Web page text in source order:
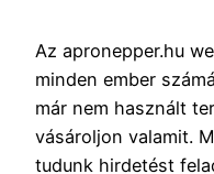
Az apronepper.hu
minden ember
már nem használt
vásároljon valamit.
tudunk hirdetést